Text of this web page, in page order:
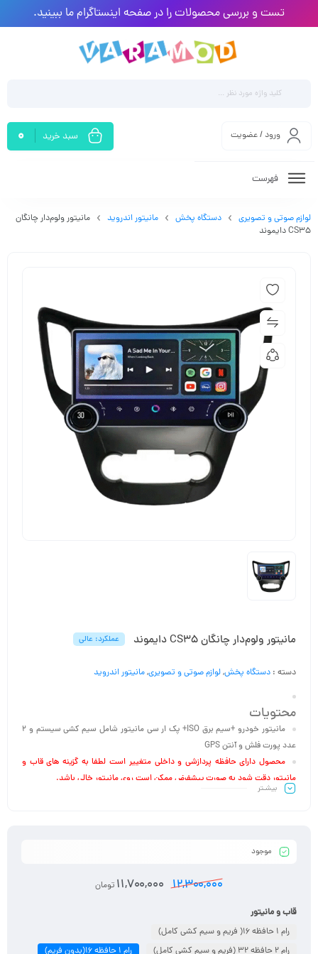
تست و بررسی محصولات را در صفحه اینستاگرام ما ببینید.
ورود / عضویت سبد خرید 0
فهرست
لوازم صوتی و تصویری دستگاه پخش مانیتور اندروید
مانیتور ولوم‌دار چانگان
CS35 دایموند
مانیتور ولوم‌دار چانگان CS35 دایموند عملکرد: عالی
دسته : دستگاه پخش,لوازم صوتی و تصویری,مانیتور اندروید
محتویات
مانیتور خودرو +سیم برق ISO+ پک ار سی مانیتور شامل سیم کشی سیستم و 2
عدد پورت فلش و آنتنGPS
محصول دارای حافظه پردازشی و داخلی متغییر است لطفا به گزینه های قاب و
مانیتور دقت شود به صورت پیشفرض ممکن است روی مانیتور خالی باشد.
اتصالات
پشتیبانی از کارت حافظه جانبی: دارد
پورتSD: ندارد
پشتیبانی از کارت حافظه جانبی: دارد
پورت USB: دارای 2 پورد فلش
بلوتوث: دارد
مشخصات سخت افزاری
بیشـتر
موجود
12,300,000
11,700,000 تومان
قاب و مانیتور
رام 1 حافظه 16( فریم و سیم کشی کامل)
رام 2 حافظه 32 (فریم و سیم کشی کامل)
رام 1 حافظه 16(بدون فریم)